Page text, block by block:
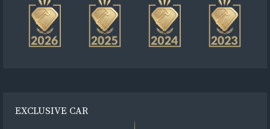
EXCLUSIVE CAR